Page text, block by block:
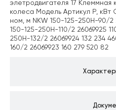
элетродвигателя 17 Клеммная
колеса Модель Артикул Р, кВт
ном, м NKW 150-125-250H-90/2
150-125-250H-110/2 26069925
250H-132/2 26069924 132 234
160/2 26069923 160 279 520 82